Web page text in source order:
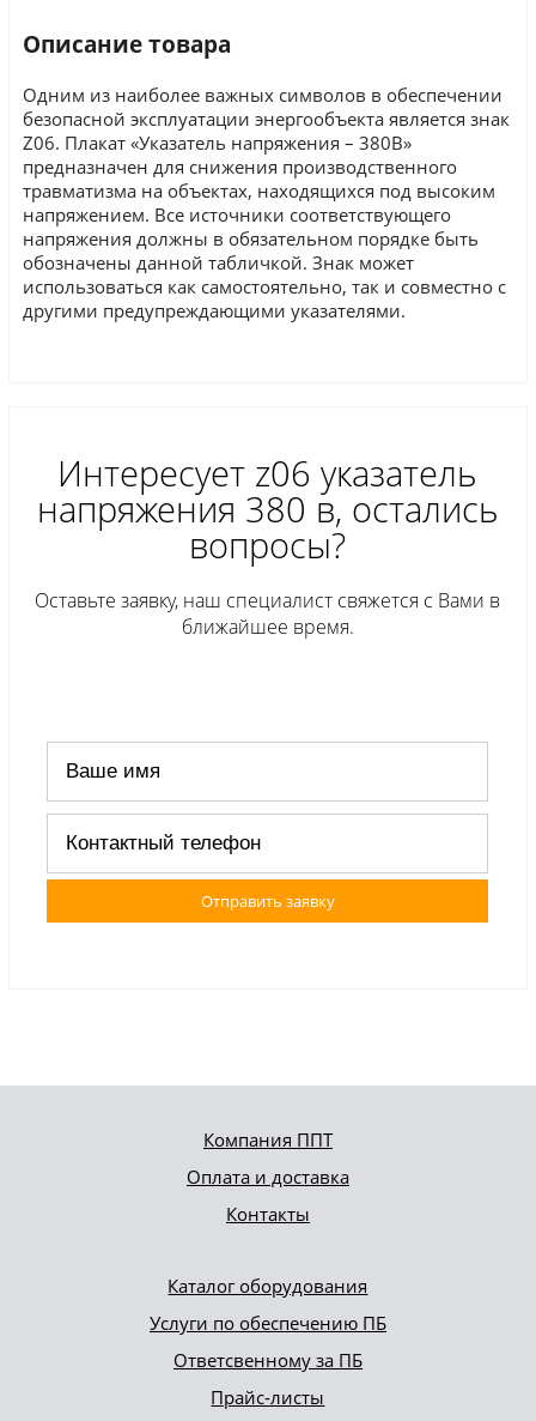
Описание товара
Одним из наиболее важных символов в обеспечении
безопасной эксплуатации энергообъекта является знак
Z06. Плакат «Указатель напряжения – 380В»
предназначен для снижения производственного
травматизма на объектах, находящихся под высоким
напряжением. Все источники соответствующего
напряжения должны в обязательном порядке быть
обозначены данной табличкой. Знак может
использоваться как самостоятельно, так и совместно с
другими предупреждающими указателями.
Интересует z06 указатель
напряжения 380 в, остались
вопросы?
Оставьте заявку, наш специалист свяжется с Вами в
ближайшее время.
Отправить заявку
Компания ППТ
Оплата и доставка
Контакты
Каталог оборудования
Услуги по обеспечению ПБ
Ответсвенному за ПБ
Прайс-листы